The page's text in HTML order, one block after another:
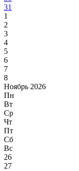
31
1
2
3
4
5
6
7
8
Ноябрь 2026
Пн
Вт
Ср
Чт
Пт
Сб
Вс
26
27